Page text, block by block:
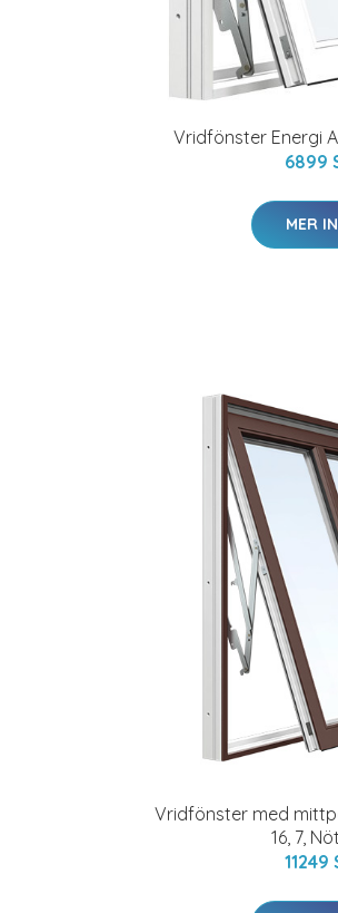
Vridfönster Energi
6899
MER
Vridfönster med
16, 7,
11249